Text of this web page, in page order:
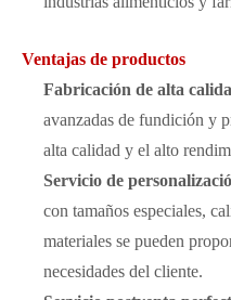
Ventajas de productos
Fabricación de alta
avanzadas de fundición y
alta calidad y el alto
Servicio de
con tamaños especiales,
materiales se pueden
necesidades del cliente.